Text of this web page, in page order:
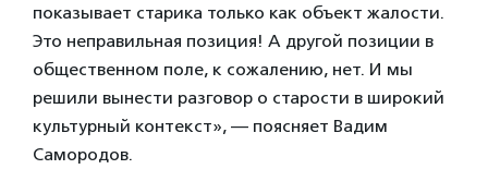
показывает старика только как объект жалости.
Это неправильная позиция! А другой позиции в
общественном поле, к сожалению, нет. И мы
решили вынести разговор о старости в широкий
культурный контекст», — поясняет Вадим
Самородов.